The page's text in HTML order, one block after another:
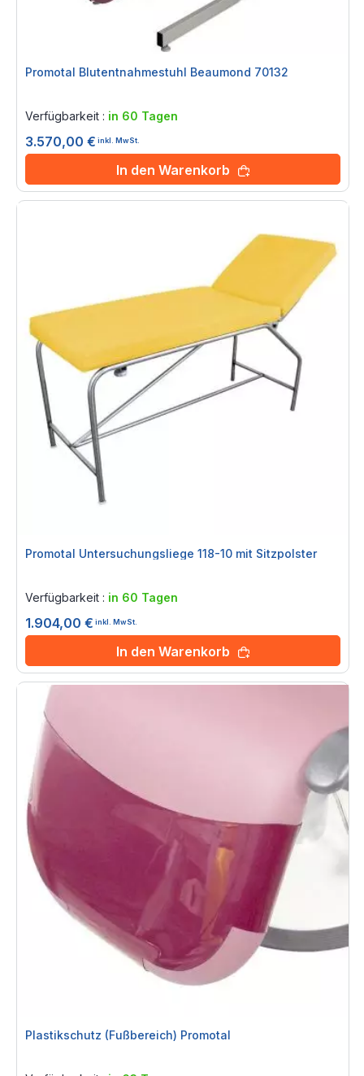
Promotal Blutentnahmestuhl Beaumond 70132
Verfügbarkeit : in 60 Tagen
3.570,00 € inkl. MwSt.
In den Warenkorb
Promotal Untersuchungsliege 118-10 mit Sitzpolster
Verfügbarkeit : in 60 Tagen
1.904,00 € inkl. MwSt.
In den Warenkorb
Plastikschutz (Fußbereich) Promotal